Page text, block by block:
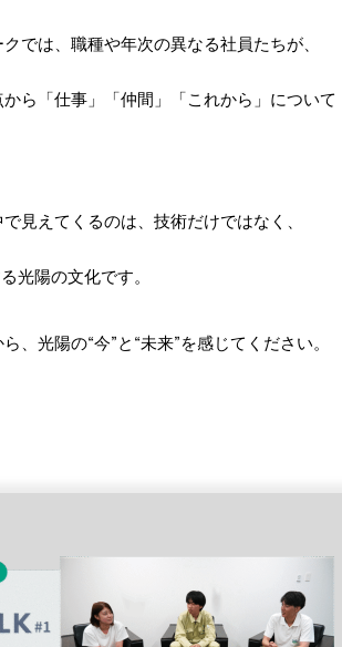
では、 職種や年次の異なる社員たちが、
ら 「仕事」 「仲間」 「これから」について
で見えてくるのは、 技術だけではなく、
光陽の文化です。
、 光陽の“今”と“未来”を感じてください。